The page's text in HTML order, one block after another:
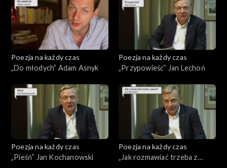
Poezja na każdy czas
„Do młodych” Adam Asnyk
Poezja na każdy czas
„Przypowieść” Jan Lechoń
Poezja na każdy czas
„Pieśń” Jan Kochanowski
Poezja na każdy czas
„Jak rozmawiać trzeba z